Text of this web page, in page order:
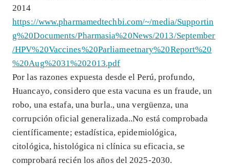
2014
https://www.pharmamedtechbi.com/~/media/Supportin
g%20Documents/Pharmasia%20News/2013/September
/HPV%20Vaccines%20Parliameetnary%20Report%20
%20Aug%2031%202013.pdf
Por las razones expuesta desde el Perú, profundo,
Huancayo, considero que esta vacuna es un fraude, un
robo, una estafa, una burla., una vergüenza, una
corrupción oficial generalizada..No está comprobada
científicamente; estadística, epidemiológica,
citológica, histológica ni clínica su eficacia, se
comprobará recién los años del 2025-2030.